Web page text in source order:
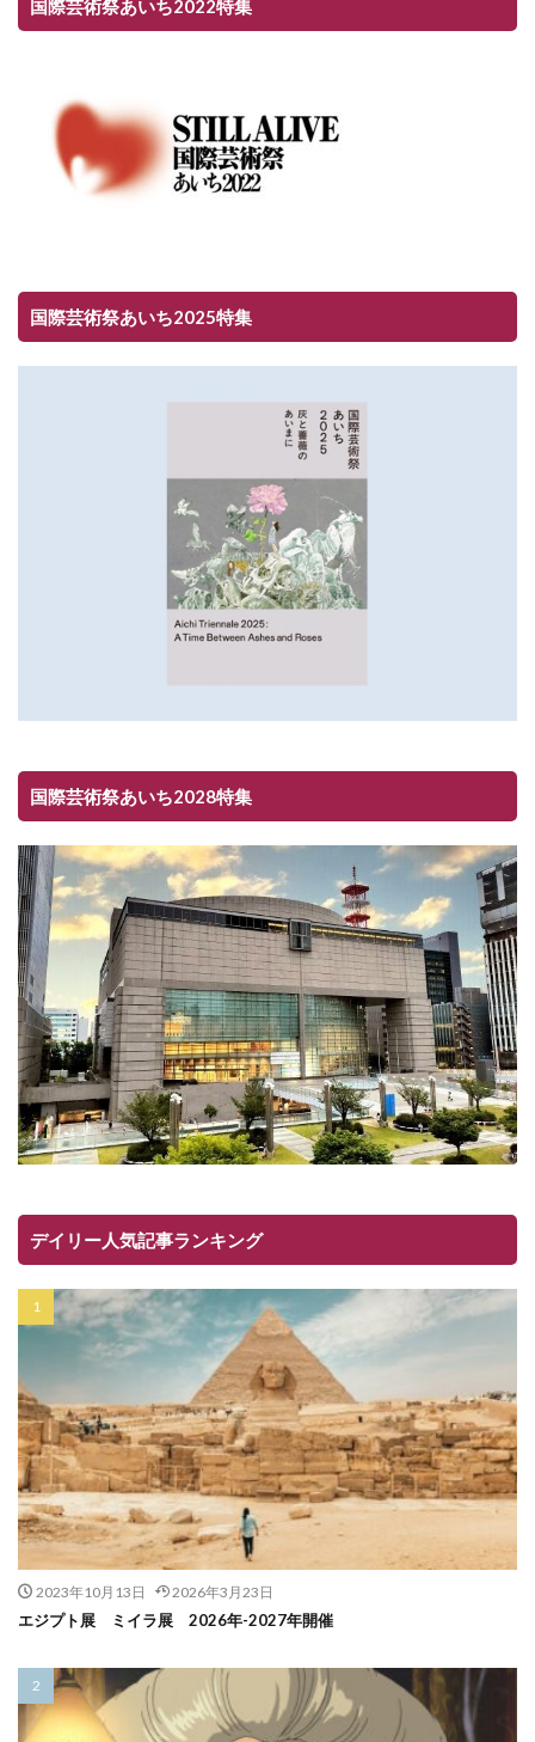
国際芸術祭あいち2022特集
国際芸術祭あいち2025特集
国際芸術祭あいち2028特集
デイリー人気記事ランキング
2023年10月13日 2026年3月23日
エジプト展 ミイラ展 2026年-2027年開催